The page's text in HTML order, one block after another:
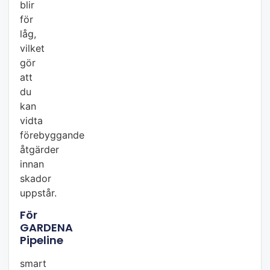
blir
för
låg,
vilket
gör
att
du
kan
vidta
förebyggande
åtgärder
innan
skador
uppstår.
För
GARDENA
Pipeline
smart